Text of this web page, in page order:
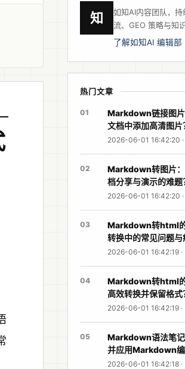
知
如知AI内容团队，
流、GEO 策略与知
了解如知AI 编辑
热门文章
01
Markdown链接图
文档中添加高清图片
2026-06-01 16:42:20 ·
02
Markdown转图片
档分享与演示的难题
2026-06-01 16:42:20
03
Markdown转html
转换中的常见问题与
2026-06-01 16:42:19 ·
04
Markdown转html
高效转换并保留格式
2026-06-01 16:42:19 ·
05
Markdown语法笔
并应用Markdown编
2026-06-01 16:42:18 ·